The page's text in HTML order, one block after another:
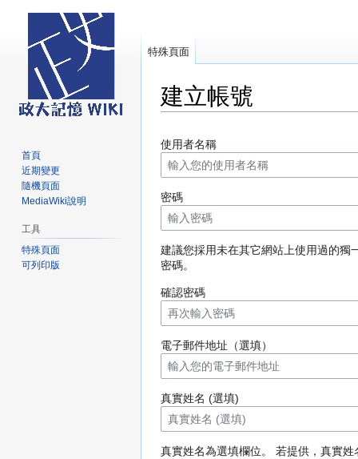
建立帳號
至
導
至
搜
使用者名稱
密碼
建議您採用未在其它網站上使用過的獨
密碼。
確認密碼
電子郵件地址（選填）
真實姓名 (選填)
真實姓名為選填欄位。 若提供，真實姓
特殊頁面
首頁
近期變更
隨機頁面
MediaWiki說明
工具
特殊頁面
可列印版